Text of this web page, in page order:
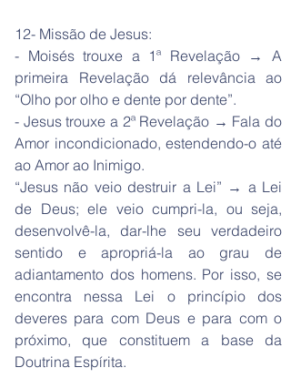
12- Missão de Jesus:
- Moisés trouxe a 1ª Revelação → A
primeira Revelação dá relevância ao
“Olho por olho e dente por dente”.
- Jesus trouxe a 2ª Revelação → Fala do
Amor incondicionado, estendendo-o até
ao Amor ao Inimigo.
“Jesus não veio destruir a Lei” → a Lei
de Deus; ele veio cumpri-la, ou seja,
desenvolvê-la, dar-lhe seu verdadeiro
sentido e apropriá-la ao grau de
adiantamento dos homens. Por isso, se
encontra nessa Lei o princípio dos
deveres para com Deus e para com o
próximo, que constituem a base da
Doutrina Espírita.